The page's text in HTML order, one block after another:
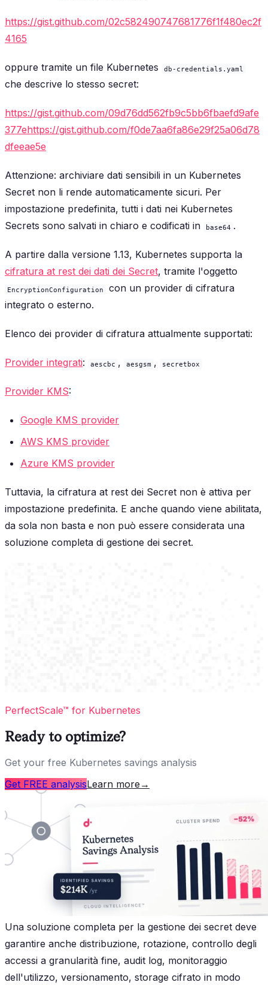
https://gist.github.com/02c582490747681776f1f480ec2f
4165
oppure tramite un file Kubernetes db-credentials.yaml
che descrive lo stesso secret:
https://gist.github.com/09d76dd562fb9c5bb6fbaefd9afe
377ehttps://gist.github.com/f0de7aa6fa86e29f25a06d78
dfeeae5e
Attenzione: archiviare dati sensibili in un Kubernetes
Secret non li rende automaticamente sicuri. Per
impostazione predefinita, tutti i dati nei Kubernetes
Secrets sono salvati in chiaro e codificati in
base64 .
A partire dalla versione 1.13, Kubernetes supporta la
cifratura at rest dei dati dei Secret, tramite l'oggetto
EncryptionConfiguration
con un provider di cifratura
integrato o esterno.
Elenco dei provider di cifratura attualmente supportati:
Provider integrati: aescbc , aesgsm , secretbox
Provider KMS:
Google KMS provider
AWS KMS provider
Azure KMS provider
Tuttavia, la cifratura at rest dei Secret non è attiva per
impostazione predefinita. E anche quando viene abilitata,
da sola non basta e non può essere considerata una
soluzione completa di gestione dei secret.
PerfectScale™ for Kubernetes
Ready to optimize?
Get your free Kubernetes savings analysis
Get FREE analysisLearn more →
Una soluzione completa per la gestione dei secret deve
garantire anche distribuzione, rotazione, controllo degli
accessi a granularità fine, audit log, monitoraggio
dell'utilizzo, versionamento, storage cifrato in modo